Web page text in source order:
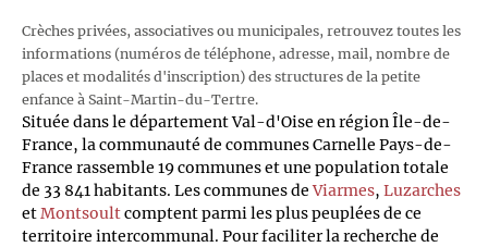
Crèches privées, associatives ou municipales, retrouvez toutes les
informations (numéros de téléphone, adresse, mail, nombre de
places et modalités d'inscription) des structures de la petite
enfance à Saint-Martin-du-Tertre.
Située dans le département Val-d'Oise en région Île-de-
France, la communauté de communes Carnelle Pays-de-
France rassemble 19 communes et une population totale
de 33 841 habitants. Les communes deViarmes, Luzarches
etMontsoultcomptent parmi les plus peuplées de ce
territoire intercommunal. Pour faciliter la recherche de